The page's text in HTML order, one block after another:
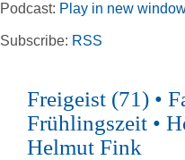
Rubriken
Kortizes Website
Podcast: Play in new
Subscribe: RSS
Freigeist (71) •
Frühlingszeit •
Helmut Fink